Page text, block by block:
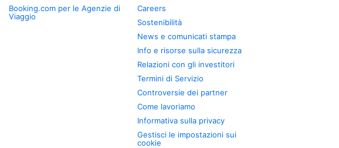
Booking.com per le Agenzie di
Viaggio
Careers
Sostenibilità
News e comunicati stampa
Info e risorse sulla sicurezza
Relazioni con gli investitori
Termini di Servizio
Controversie dei partner
Come lavoriamo
Informativa sulla privacy
Gestisci le impostazioni sui
cookie